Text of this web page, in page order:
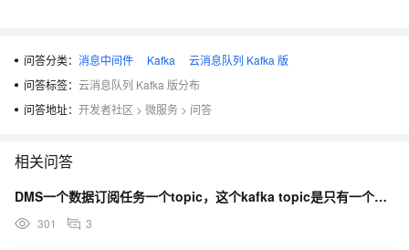
问答分类： 消息中间件 Kafka
云消息队列 Kafka 版
问答标签： 云消息队列 Kafka 版分布
问答地址： 开发者社区 > 微服务 > 问答
相关问答
DMS一个数据订阅任务一个topic，这个kafka topic是只有一个partition么？
301 3